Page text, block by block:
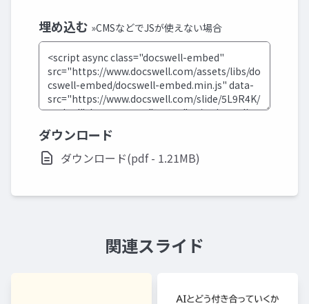
埋め込む »CMSなどでJSが使えない場合
ダウンロード
ダウンロード(pdf - 1.21MB)
関連スライド